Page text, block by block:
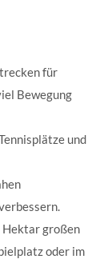
für
Bewegung
und
Hektar großen
oder im